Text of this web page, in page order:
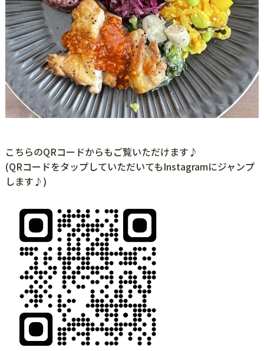
こちらのQRコードからもご覧いただけます♪
(QRコードをタップしていただいてもInstagramにジャンプ
します♪)